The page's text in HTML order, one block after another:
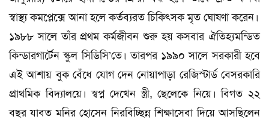
স্বাস্থ্য কমপ্লেক্সে আনা হলে কর্তব্যরত চিকিৎসক মৃত ঘোষণা করেন।
১৯৮৮ সালে তাঁর প্রথম কর্মজীবন শুরু হয় কসবার ঐতিহ্যমন্ডিত
কিন্ডারগার্টেন স্কুল সিডিসি’তে। তারপর ১৯৯০ সালে সরকারী হবে
এই আশায় বুক বেঁধে যোগ দেন নোয়াপাড়া রেজিস্টার্ড বেসরকারি
প্রাথমিক বিদ্যালয়ে। স্বপ্ন দেখেন স্ত্রী, ছেলেকে নিয়ে। বিগত ২২
বছর যাবত মনির হোসেন নিরবিচ্ছিন্ন শিক্ষাসেবা দিয়ে আসছিলেন